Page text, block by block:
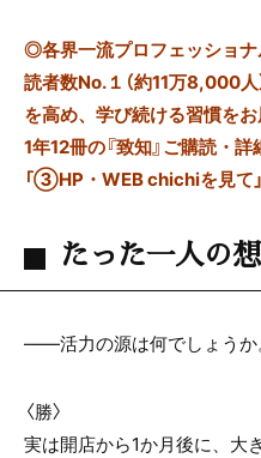
◎各界一流プロフェッショ
読者数No.１（約11万8,000人
を高め、学び続ける習慣をお
1年12冊の『致知』ご購読・詳
「③HP・WEB chichiを見て
たった一人の
――活力の源は何でしょうか
〈勝〉
実は開店から1か月後に、大